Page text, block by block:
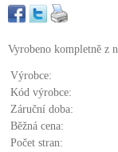
Vyrobeno kompletně z
Výrobce:
Kód výrobce:
Záruční doba:
Běžná cena:
Počet stran: